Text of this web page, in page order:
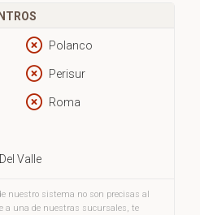
Polanco
Perisur
Roma
Del Valle
nuestro sistema no son precisas al
a una de nuestras sucursales, te